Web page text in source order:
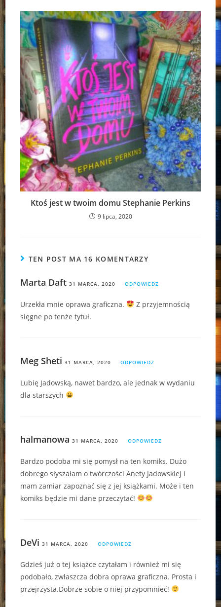
Ktoś jest w twoim domu Stephanie Perkins
9 lipca, 2020
TEN POST MA 16 KOMENTARZY
Marta Daft 31 MARCA, 2020 ODPOWIEDZ
Urzekła mnie oprawa graficzna.
Z przyjemnością
sięgne po tenże tytuł.
Meg Sheti 31 MARCA, 2020 ODPOWIEDZ
Lubię Jadowską, nawet bardzo, ale jednak w wydaniu
dla starszych
halmanowa 31 MARCA, 2020 ODPOWIEDZ
Bardzo podoba mi się pomysł na ten komiks. Dużo
dobrego słyszałam o twórczości Anety Jadowskiej i
mam zamiar zapoznać się z jej książkami. Może i ten
komiks będzie mi dane przeczytać!
DeVi 31 MARCA, 2020 ODPOWIEDZ
Gdzieś już o tej książce czytałam i również mi się
podobało, zwłaszcza dobra oprawa graficzna. Prosta i
przejrzysta.Dobrze sobie o niej przypomnieć!